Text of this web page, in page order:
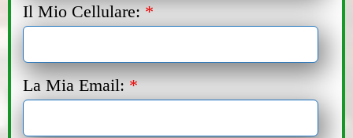
Il Mio Cellulare: *
La Mia Email: *